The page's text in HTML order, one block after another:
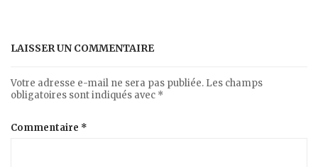
LAISSER UN COMMENTAIRE
Votre adresse e-mail ne sera pas publiée. Les champs
obligatoires sont indiqués avec *
Commentaire *